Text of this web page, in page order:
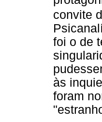
convite
foi o de
às
foram